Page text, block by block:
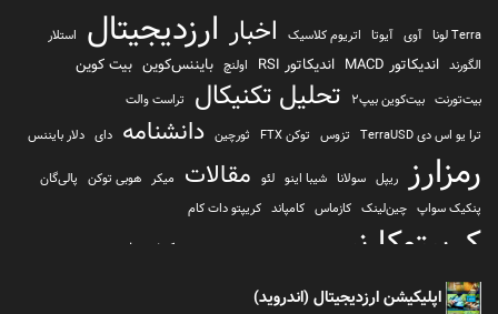
Terra لونا آوی آیوتا اتریوم کلاسیک اخبار ارزدیجیتال
استلار
الگورند اندیکاتور MACD اندیکاتور RSI اولنچ بایننس‌کوین بیت کوین
بیت‌تورنت بیت‌کوین بیپ2 تحلیل تکنیکال
تراست والت
ترا یو اس دی TerraUSD
تزوس توکن FTX ثورچین دانشنامه دای دلار بایننس
رمزارز ریپل سولانا شیبا اینو لئو مقالات میکر هوبی توکن پالی‌گان
پنکیک سواپ چین‌لینک کازماس کامپاند کریپتو دات کام
کریپتوکارنسی کیف پول
کیف پول تراست والت
اپلیکیشن ارزدیجیتال (اندروید)